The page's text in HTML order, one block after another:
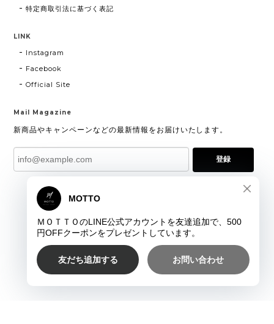
特定商取引法に基づく表記
LINK
Instagram
Facebook
Official Site
Mail Magazine
新商品やキャンペーンなどの最新情報をお届けいたします。
登録